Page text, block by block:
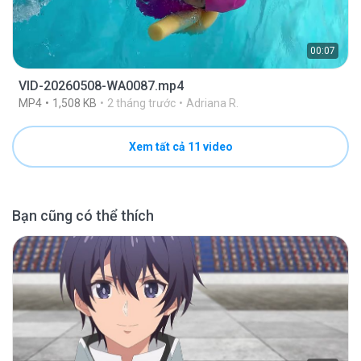
00:07
VID-20260508-WA0087.mp4
MP4 1,508 KB 2 tháng trước Adriana R.
Xem tất cả 11 video
Bạn cũng có thể thích